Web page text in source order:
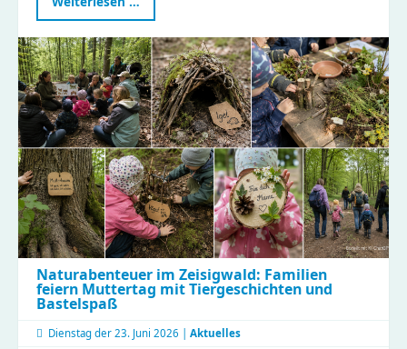
Teamtag
Küche:
Gemeinsam
für
gesunde
Ernährung
und
effiziente
Abläufe!
Naturabenteuer im Zeisigwald: Familien
feiern Muttertag mit Tiergeschichten und
Bastelspaß
Dienstag der 23. Juni 2026 | Aktuelles